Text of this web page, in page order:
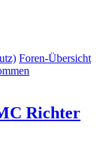
Foren-Übersicht
Richter